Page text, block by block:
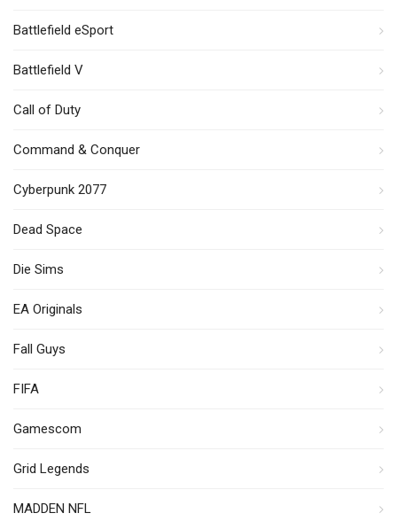
Battlefield eSport
Battlefield V
Call of Duty
Command & Conquer
Cyberpunk 2077
Dead Space
Die Sims
EA Originals
Fall Guys
FIFA
Gamescom
Grid Legends
MADDEN NFL